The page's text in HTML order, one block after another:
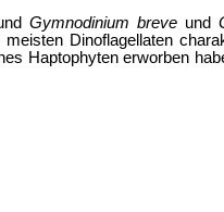
Gymnodinium breveund
Dinoflagellaten
Haptophyten erworben